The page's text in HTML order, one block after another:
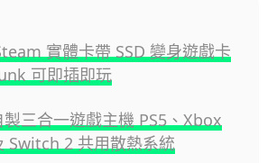
實體卡帶 SSD 變身遊戲卡
可即插即玩
三合一遊戲主機 PS5、Xbox
Switch 2 共用散熱系統